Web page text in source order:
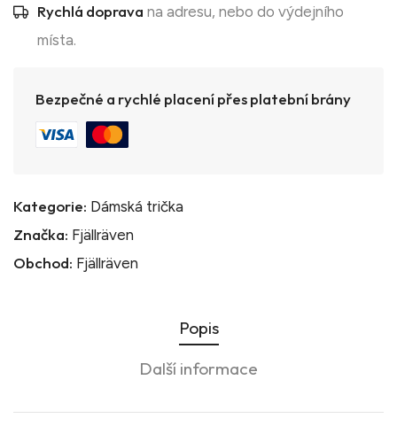
Rychlá doprava na adresu, nebo do výdejního
místa.
Bezpečné a rychlé placení přes platební brány
Kategorie: Dámská trička
Značka: Fjällräven
Obchod: Fjällräven
Popis
Další informace